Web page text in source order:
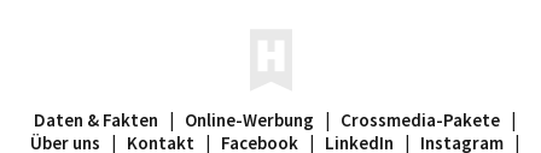
Daten & Fakten Online-Werbung Crossmedia-Pakete
Über uns
Kontakt Facebook LinkedIn Instagram